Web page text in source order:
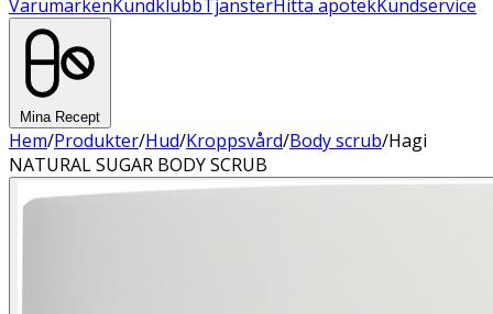
VarumärkenKundklubbTjänsterHitta apotekKundservice
Mina Recept
Hem/Produkter/Hud/Kroppsvård/Body scrub/Hagi
NATURAL SUGAR BODY SCRUB